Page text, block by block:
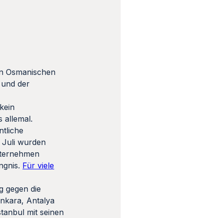
Osmanischen
der
allemal.
Juli wurden
Für viele
gegen die
Antalya
mit seinen